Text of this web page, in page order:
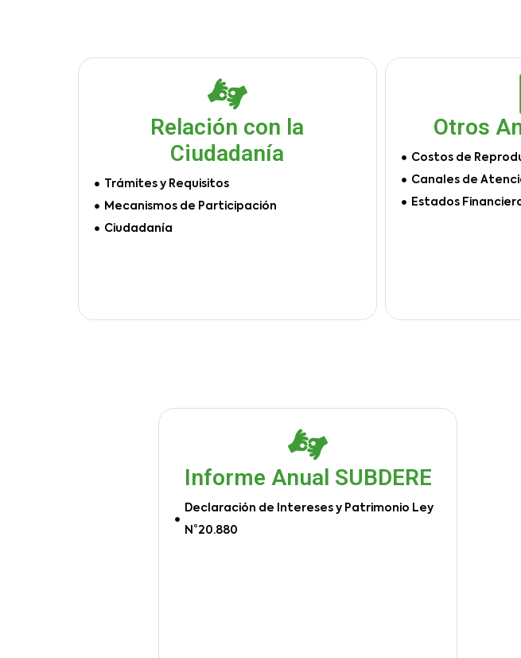
Relación con la
Ciudadanía
Trámites y Requisitos
Mecanismos de Participación
Ciudadanía
Otros
Costos de
Canales de
Estados
Informe Anual SUBDERE
Declaración de Intereses y Patrimonio Ley
N°20.880